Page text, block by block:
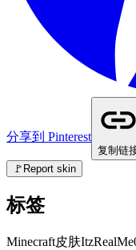
分享到 Pinterest
复制链
🚩 Report skin
标签
Minecraft皮肤